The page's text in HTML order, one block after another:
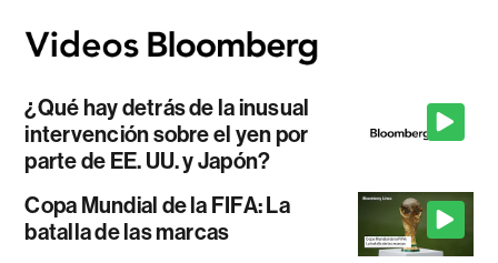
¿Qué hay detrás de la inusual
intervención sobre el yen por
parte de EE. UU. y Japón?
Copa Mundial de la FIFA: La
batalla de las marcas